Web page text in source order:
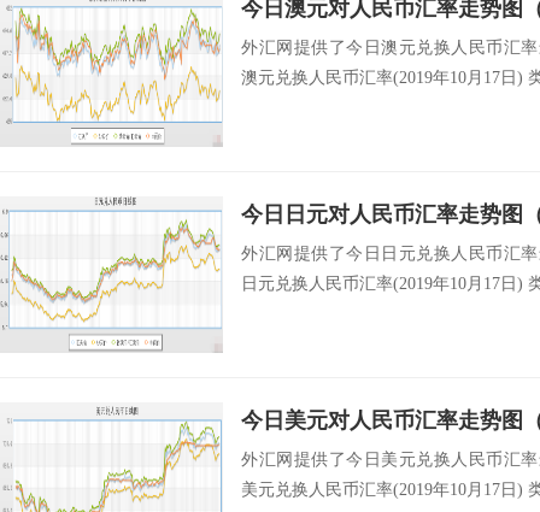
今日澳元对人民币汇率走势图
外汇网提供了今日澳元兑换人民币汇
澳元兑换人民币汇率(2019年10月17日)
今日日元对人民币汇率走势图
外汇网提供了今日日元兑换人民币汇
日元兑换人民币汇率(2019年10月17日)
今日美元对人民币汇率走势图
外汇网提供了今日美元兑换人民币汇
美元兑换人民币汇率(2019年10月17日)